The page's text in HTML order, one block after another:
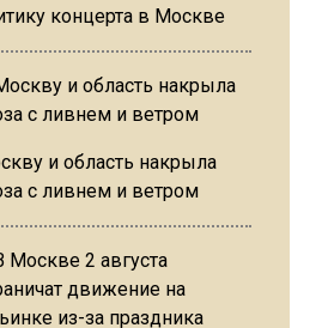
концерта в Москве
и область накрыла
с ливнем и ветром